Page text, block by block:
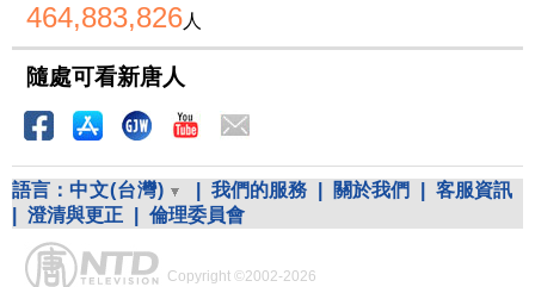
464,883,826人
隨處可看新唐人
語言： 中文(台灣) 我們的服務 關於我們
客服資訊
澄清與更正 倫理委員會
Copyright ©2002-2026